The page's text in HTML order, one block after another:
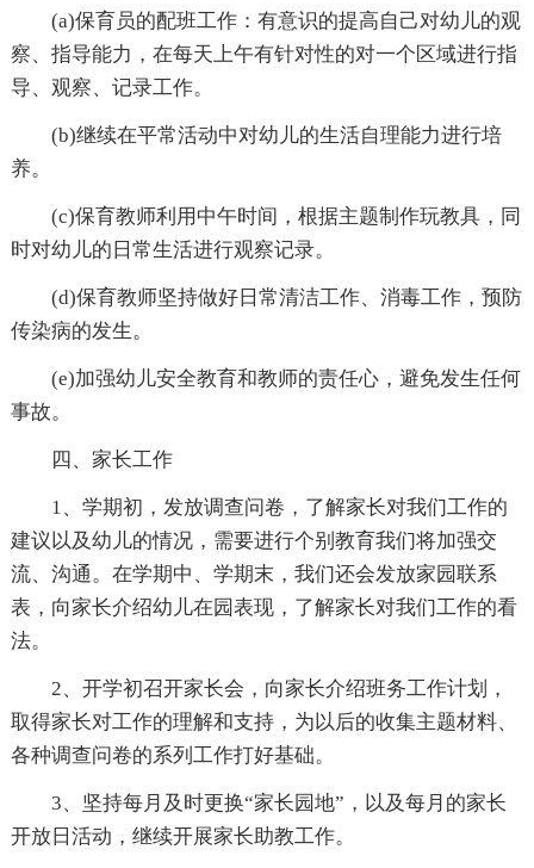
(a)保育员的配班工作：有意识的提高自己对幼儿的观
察、指导能力，在每天上午有针对性的对一个区域进行指
导、观察、记录工作。
(b)继续在平常活动中对幼儿的生活自理能力进行培
养。
(c)保育教师利用中午时间，根据主题制作玩教具，同
时对幼儿的日常生活进行观察记录。
(d)保育教师坚持做好日常清洁工作、消毒工作，预防
传染病的发生。
(e)加强幼儿安全教育和教师的责任心，避免发生任何
事故。
四、家长工作
1、学期初，发放调查问卷，了解家长对我们工作的
建议以及幼儿的情况，需要进行个别教育我们将加强交
流、沟通。在学期中、学期末，我们还会发放家园联系
表，向家长介绍幼儿在园表现，了解家长对我们工作的看
法。
2、开学初召开家长会，向家长介绍班务工作计划，
取得家长对工作的理解和支持，为以后的收集主题材料、
各种调查问卷的系列工作打好基础。
3、坚持每月及时更换“家长园地”，以及每月的家长
开放日活动，继续开展家长助教工作。